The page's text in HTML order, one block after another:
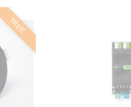
TREE